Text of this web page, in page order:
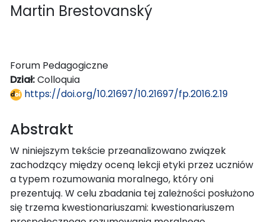
Martin Brestovanský
Forum Pedagogiczne
Dział:Colloquia
https://doi.org/10.21697/10.21697/fp.2016.2.19
Abstrakt
W niniejszym tekście przeanalizowano związek
zachodzący między oceną lekcji etyki przez uczniów
a typem rozumowania moralnego, który oni
prezentują. W celu zbadania tej zależności posłużono
się trzema kwestionariuszami: kwestionariuszem